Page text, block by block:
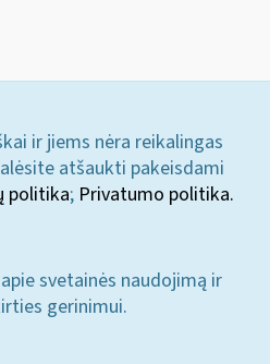
ir jiems nėra reikalingas
atšaukti pakeisdami
politika; Privatumo politika.
svetainės naudojimą ir
gerinimui.